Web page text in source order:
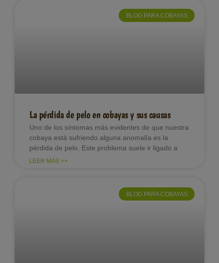
BLOG PARA COBAYAS
La pérdida de pelo en cobayas y sus causas
Uno de los síntomas más evidentes de que nuestra
cobaya está sufriendo alguna anomalía es la
pérdida de pelo. Este problema suele ir ligado a
LEER MÁS >>
BLOG PARA COBAYAS